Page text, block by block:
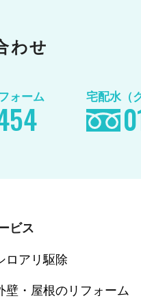
わせ
ォーム 宅配水（
ビス
ロアリ駆除
壁・屋根のリフォーム